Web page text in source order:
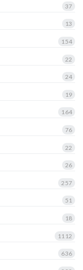
37
13
154
22
24
19
164
76
22
26
257
51
18
1112
636